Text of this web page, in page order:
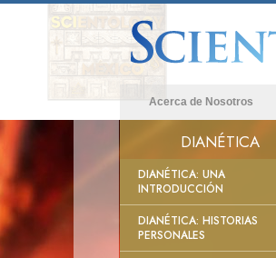
Acerca de Nosotros
DIANÉTICA
DIANÉTICA: UNA
INTRODUCCIÓN
DIANÉTICA: HISTORIAS
PERSONALES